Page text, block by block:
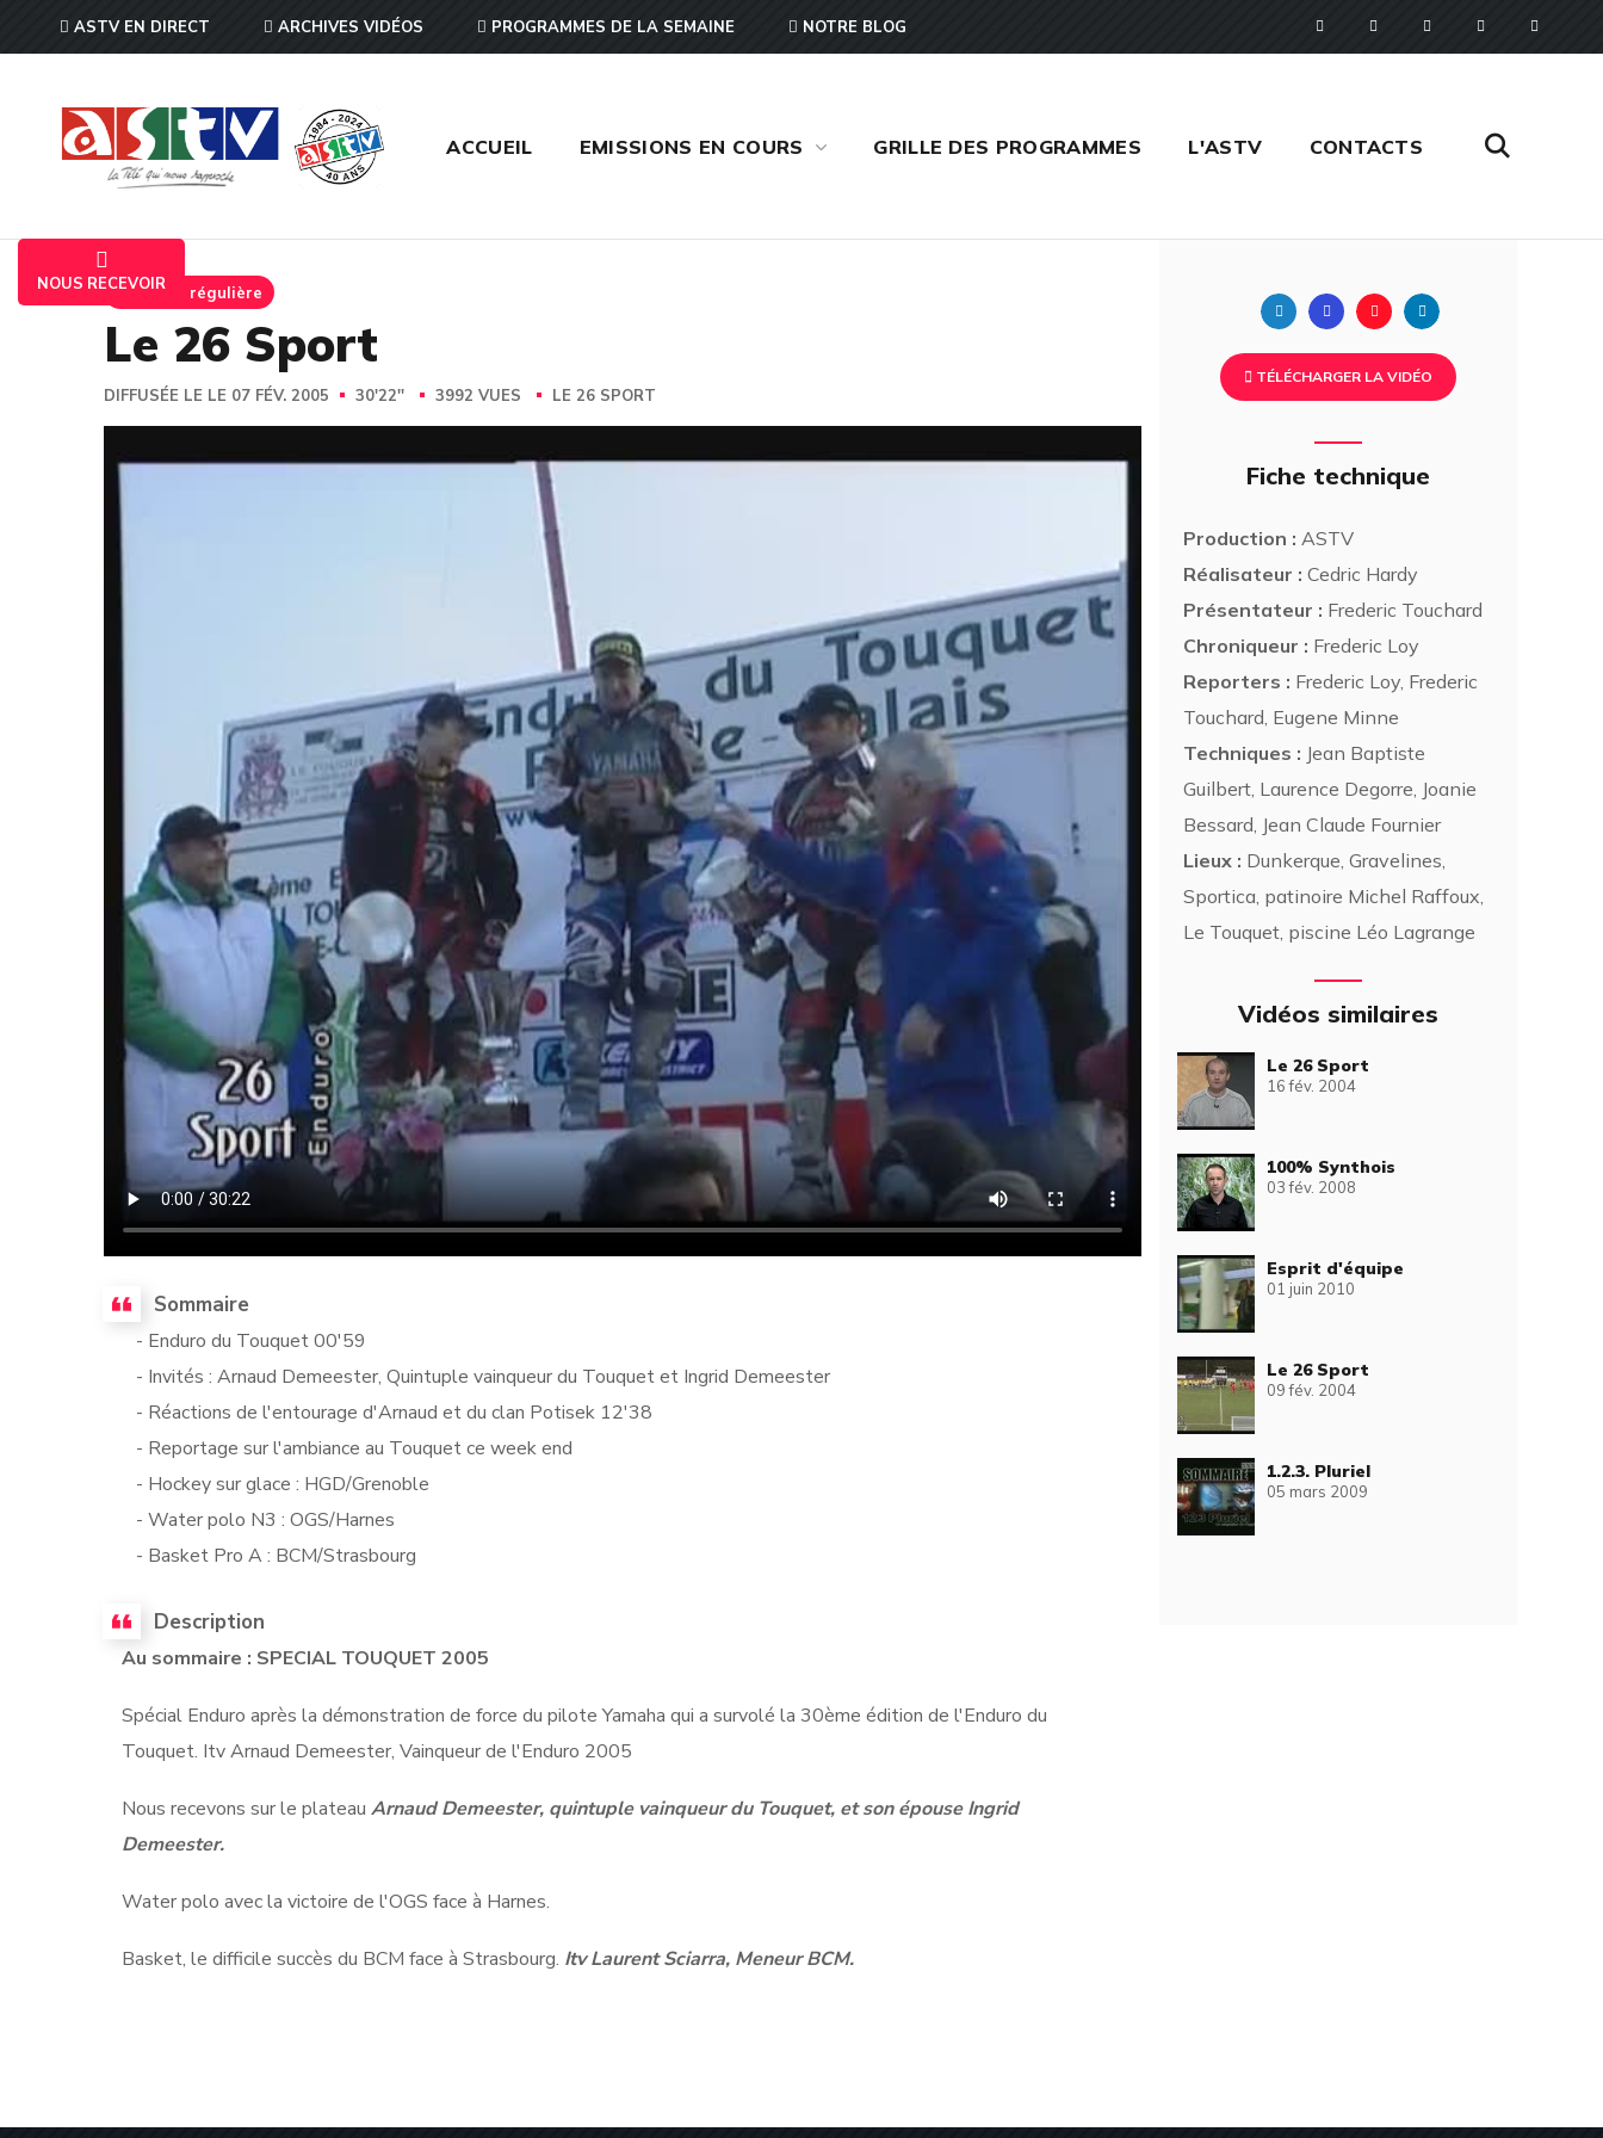
ASTV EN DIRECT ARCHIVES VIDÉOS PROGRAMMES DE LA SEMAINE NOTRE BLOG
ACCUEIL EMISSIONS EN COURS GRILLE DES PROGRAMMES L'ASTV CONTACTS
NOUS RECEVOIREmission régulière
Le 26 Sport
DIFFUSÉE LE LE 07 FÉV. 2005 30'22'' 3992 VUES LE 26 SPORT
Sommaire
- Enduro du Touquet 00'59
- Invités : Arnaud Demeester, Quintuple vainqueur du Touquet et Ingrid Demeester
- Réactions de l'entourage d'Arnaud et du clan Potisek 12'38
- Reportage sur l'ambiance au Touquet ce week end
- Hockey sur glace : HGD/Grenoble
- Water polo N3 : OGS/Harnes
- Basket Pro A : BCM/Strasbourg
Description
Au sommaire : SPECIAL TOUQUET 2005
Spécial Enduro après la démonstration de force du pilote Yamaha qui a survolé la 30ème édition de l'Enduro du
Touquet. Itv Arnaud Demeester, Vainqueur de l'Enduro 2005
Nous recevons sur le plateau Arnaud Demeester, quintuple vainqueur du Touquet, et son épouse Ingrid
Demeester.
Water polo avec la victoire de l'OGS face à Harnes.
Basket, le difficile succès du BCM face à Strasbourg. Itv Laurent Sciarra, Meneur BCM.
Twitter FacebookPinterest
TÉLÉCHARGER LA VIDÉO
Fiche technique
Production : ASTV
Réalisateur : Cedric Hardy
Présentateur : Frederic Touchard
Chroniqueur : Frederic Loy
Reporters : Frederic Loy, Frederic
Touchard, Eugene Minne
Techniques : Jean Baptiste
Guilbert, Laurence Degorre, Joanie
Bessard, Jean Claude Fournier
Lieux : Dunkerque, Gravelines,
Sportica, patinoire Michel Raffoux,
Le Touquet, piscine Léo Lagrange
Vidéos similaires
Le 26 Sport
16 fév. 2004
100% Synthois
03 fév. 2008
Esprit d'équipe
01 juin 2010
Le 26 Sport
09 fév. 2004
1.2.3. Pluriel
05 mars 2009